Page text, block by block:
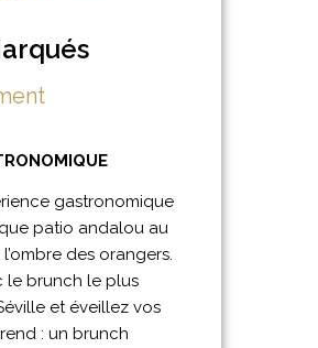
gastronomique
patio andalou au
des orangers.
le brunch le plus
et éveillez vos
: un brunch